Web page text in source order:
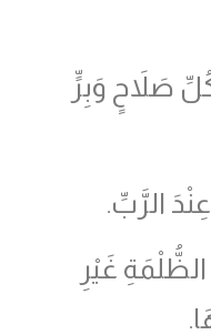
صَلاَحٍ وَبِرٍّ
الرَّبِّ.
غَيْرِ